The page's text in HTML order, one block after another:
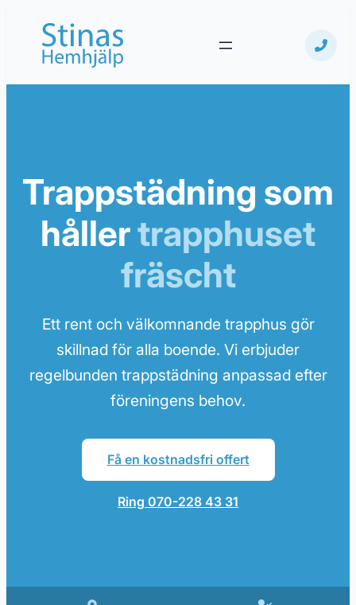
innehåll
Trappstädning som
hållertrapphuset
fräscht
Ett rent och välkomnande trapphus gör
skillnad för alla boende. Vi erbjuder
regelbunden trappstädning anpassad efter
föreningens behov.
Få en kostnadsfri offert
Ring 070-228 43 31